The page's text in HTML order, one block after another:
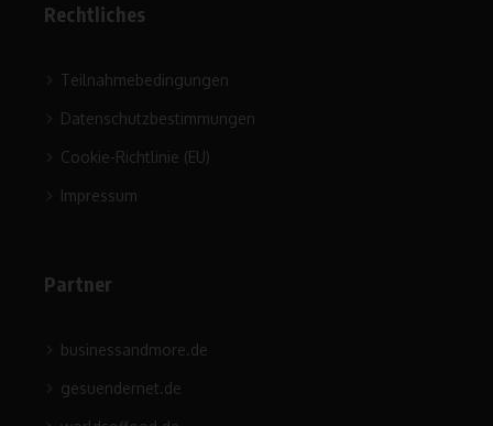
Rechtliches
Teilnahmebedingungen
Datenschutzbestimmungen
Cookie-Richtlinie (EU)
Impressum
Partner
businessandmore.de
gesuendernet.de